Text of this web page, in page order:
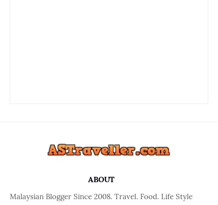
ABOUT
Malaysian Blogger Since 2008. Travel. Food. Life Style